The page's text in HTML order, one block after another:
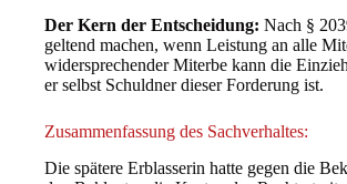
Der Kern der Entscheidung: Nach §
geltend machen, wenn Leistung an alle
widersprechender Miterbe kann die
er selbst Schuldner dieser Forderung ist.
Zusammenfassung des Sachverhaltes:
Die spätere Erblasserin hatte gegen die